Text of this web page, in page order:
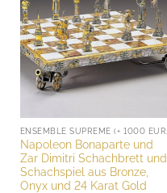
Napoleon Bonaparte und
Zar Dimitri Schachbrett und
Schachspiel aus Bronze,
Onyx und 24 Karat Gold